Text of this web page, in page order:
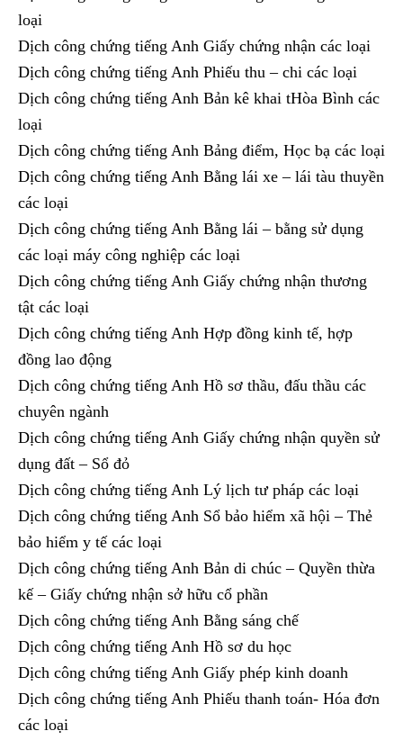
loại
Dịch công chứng tiếng Anh Giấy chứng nhận các loại
Dịch công chứng tiếng Anh Phiếu thu – chi các loại
Dịch công chứng tiếng Anh Bản kê khai tHòa Bình các
loại
Dịch công chứng tiếng Anh Bảng điểm, Học bạ các loại
Dịch công chứng tiếng Anh Bằng lái xe – lái tàu thuyền
các loại
Dịch công chứng tiếng Anh Bằng lái – bằng sử dụng
các loại máy công nghiệp các loại
Dịch công chứng tiếng Anh Giấy chứng nhận thương
tật các loại
Dịch công chứng tiếng Anh Hợp đồng kinh tế, hợp
đồng lao động
Dịch công chứng tiếng Anh Hồ sơ thầu, đấu thầu các
chuyên ngành
Dịch công chứng tiếng Anh Giấy chứng nhận quyền sử
dụng đất – Sổ đỏ
Dịch công chứng tiếng Anh Lý lịch tư pháp các loại
Dịch công chứng tiếng Anh Sổ bảo hiểm xã hội – Thẻ
bảo hiểm y tế các loại
Dịch công chứng tiếng Anh Bản di chúc – Quyền thừa
kế – Giấy chứng nhận sở hữu cổ phần
Dịch công chứng tiếng Anh Bằng sáng chế
Dịch công chứng tiếng Anh Hồ sơ du học
Dịch công chứng tiếng Anh Giấy phép kinh doanh
Dịch công chứng tiếng Anh Phiếu thanh toán- Hóa đơn
các loại